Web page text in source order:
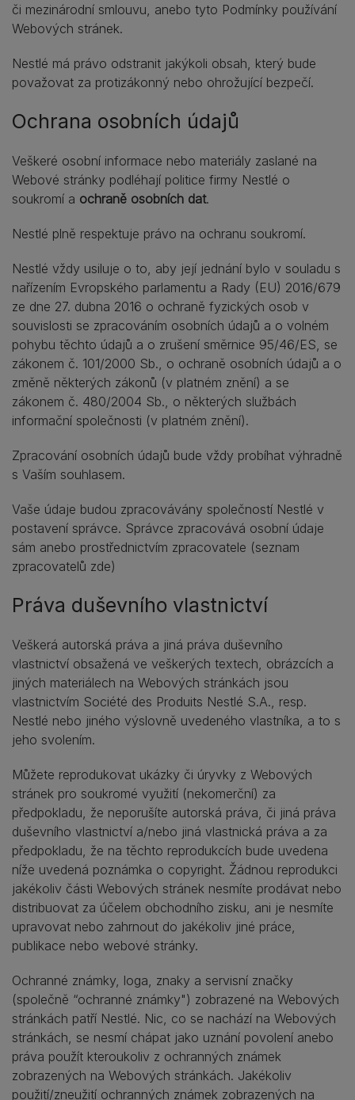
či mezinárodní smlouvu, anebo tyto Podmínky používání
Webových stránek.
Nestlé má právo odstranit jakýkoli obsah, který bude
považovat za protizákonný nebo ohrožující bezpečí.
Ochrana osobních údajů
Veškeré osobní informace nebo materiály zaslané na
Webové stránky podléhají politice firmy Nestlé o
soukromí a ochraně osobních dat.
Nestlé plně respektuje právo na ochranu soukromí.
Nestlé vždy usiluje o to, aby její jednání bylo v souladu s
nařízením Evropského parlamentu a Rady (EU) 2016/679
ze dne 27. dubna 2016 o ochraně fyzických osob v
souvislosti se zpracováním osobních údajů a o volném
pohybu těchto údajů a o zrušení směrnice 95/46/ES, se
zákonem č. 101/2000 Sb., o ochraně osobních údajů a o
změně některých zákonů (v platném znění) a se
zákonem č. 480/2004 Sb., o některých službách
informační společnosti (v platném znění).
Zpracování osobních údajů bude vždy probíhat výhradně
s Vaším souhlasem.
Vaše údaje budou zpracovávány společností Nestlé v
postavení správce. Správce zpracovává osobní údaje
sám anebo prostřednictvím zpracovatele (seznam
zpracovatelů zde)
Práva duševního vlastnictví
Veškerá autorská práva a jiná práva duševního
vlastnictví obsažená ve veškerých textech, obrázcích a
jiných materiálech na Webových stránkách jsou
vlastnictvím Société des Produits Nestlé S.A., resp.
Nestlé nebo jiného výslovně uvedeného vlastníka, a to s
jeho svolením.
Můžete reprodukovat ukázky či úryvky z Webových
stránek pro soukromé využití (nekomerční) za
předpokladu, že neporušíte autorská práva, či jiná práva
duševního vlastnictví a/nebo jiná vlastnická práva a za
předpokladu, že na těchto reprodukcích bude uvedena
níže uvedená poznámka o copyright. Žádnou reprodukci
jakékoliv části Webových stránek nesmíte prodávat nebo
distribuovat za účelem obchodního zisku, ani je nesmíte
upravovat nebo zahrnout do jakékoliv jiné práce,
publikace nebo webové stránky.
Ochranné známky, loga, znaky a servisní značky
(společně “ochranné známky") zobrazené na Webových
stránkách patří Nestlé. Nic, co se nachází na Webových
stránkách, se nesmí chápat jako uznání povolení anebo
práva použít kteroukoliv z ochranných známek
zobrazených na Webových stránkách. Jakékoliv
použití/zneužití ochranných známek zobrazených na